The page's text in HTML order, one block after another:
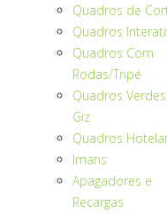
Quadros de
Quadros
Quadros Com
Rodas/Tripé
Quadros
Giz
Quadros
Imans
Apagadores e
Recargas